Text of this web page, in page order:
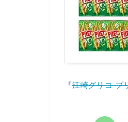
『江崎グリコ プ